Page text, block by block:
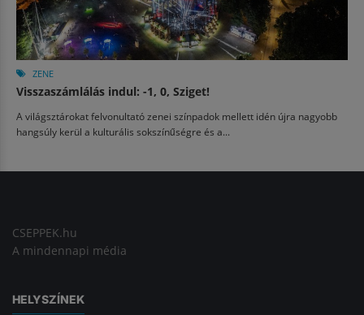
ZENE
Visszaszámlálás indul: -1, 0, Sziget!
A világsztárokat felvonultató zenei színpadok mellett idén újra nagyobb
hangsúly kerül a kulturális sokszínűségre és a...
CSEPPEK.hu
A mindennapi média
HELYSZÍNEK